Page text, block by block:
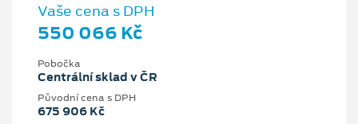
Vaše cena s DPH
550 066 Kč
Pobočka
Centrální sklad v ČR
Původní cena s DPH
675 906 Kč